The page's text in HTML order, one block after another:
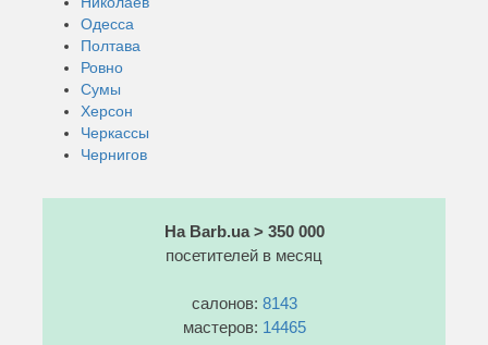
Одесса
Полтава
Ровно
Сумы
Херсон
Черкассы
Чернигов
На Barb.ua > 350 000
посетителей в месяц
салонов: 8143
мастеров: 14465